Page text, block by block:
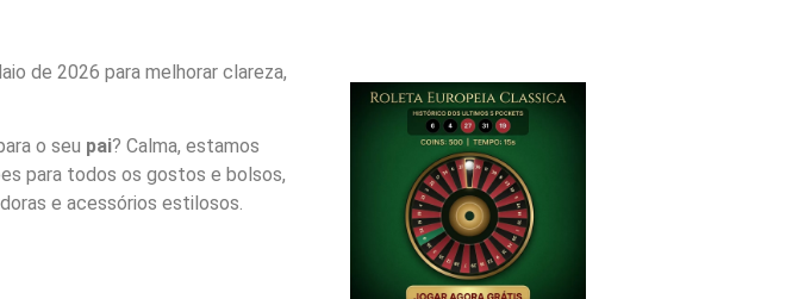
de 2026 para melhorar clareza,
o seu pai? Calma, estamos
para todos os gostos e bolsos,
e acessórios estilosos.